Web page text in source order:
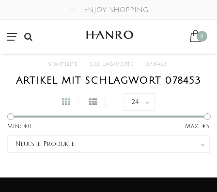
Enjoy Shopping
0
Startseite Schlagworte 078453
ARTIKEL MIT SCHLAGWORT 078453
Min: €0 Max: €5